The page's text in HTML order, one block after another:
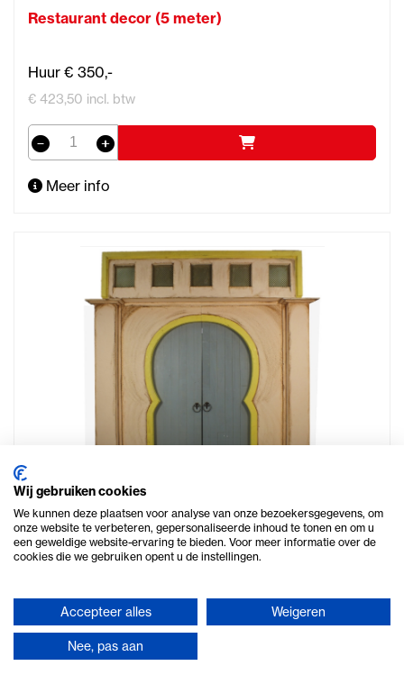
Restaurant decor (5 meter)
Huur € 350,-
€ 423,50 incl. btw
Meer info
1001-nacht decor Ali Baba
€ 223,85 incl. btw
Wij gebruiken cookies
We kunnen deze plaatsen voor analyse van onze bezoekersgegevens, om
onze website te verbeteren, gepersonaliseerde inhoud te tonen en om u
een geweldige website-ervaring te bieden. Voor meer informatie over de
cookies die we gebruiken opent u de instellingen.
Accepteer alles Weigeren
Nee, pas aan